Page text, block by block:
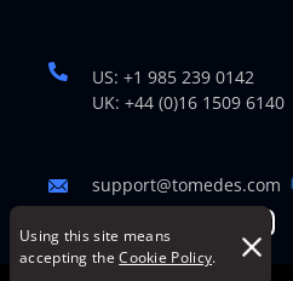
Using this site means
accepting the Cookie Policy.
US: +1 985 239 0142
UK: +44 (0)16 1509 6140
support@tomedes.com